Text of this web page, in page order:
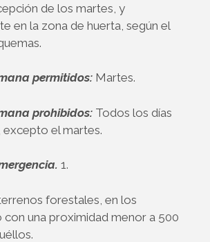
de los martes, y
en la zona de huerta, según el
permitidos: Martes.
prohibidos: Todos los días
excepto el martes.
1.
forestales, en los
con una proximidad menor a 500